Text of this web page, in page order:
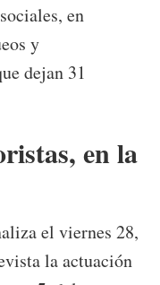
en
y
dejan 31
en la
el viernes 28,
la actuación